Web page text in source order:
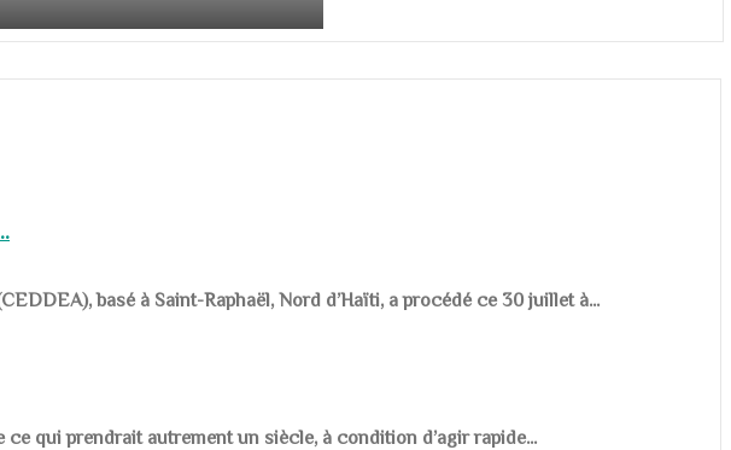
basé à Saint-Raphaël, Nord d’Haïti, a procédé ce 30 juillet à...
qui prendrait autrement un siècle, à condition d’agir rapide...